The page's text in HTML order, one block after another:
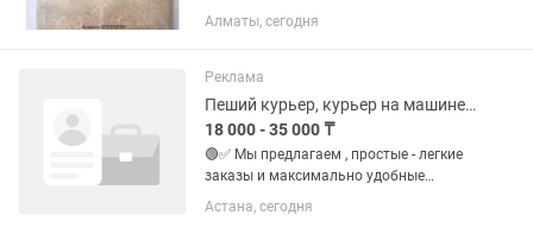
абитуриентов, который поможет вам
успешно подготовиться к ЕНТ и ЕГЭ.
истории Казахстана и...
Алматы, сегодня
Реклама
Пеший курьер, курьер на машине, курьер на мопеде, вело курьер
18 000 - 35 000 ₸
🟢✅ Мы предлагаем , простые - легкие
заказы и максимально удобные
условия. У нас готовые заказы и
удобные локации (работа рядом с
Астана, сегодня